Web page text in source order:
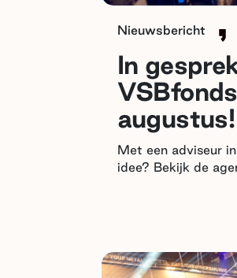
Nieuwsbericht
In
augustus!
Met een adviseur
idee? Bekijk de